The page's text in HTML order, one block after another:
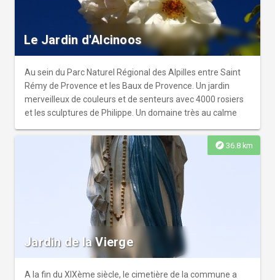
Le Jardin d'Alcinoos
Au sein du Parc Naturel Régional des Alpilles entre Saint
Rémy de Provence et les Baux de Provence. Un jardin
merveilleux de couleurs et de senteurs avec 4000 rosiers
et les sculptures de Philippe. Un domaine très au calme
explore 36.8 km
Jardin de la Vierge
A la fin du XIXème siècle, le cimetière de la commune a